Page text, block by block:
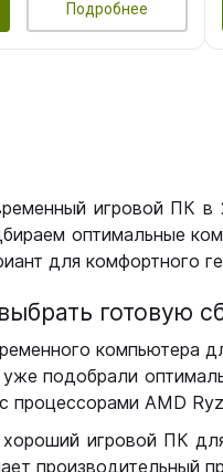
Подробнее
игровой ПК
оптимальные
для комфортного
готовую
компьютера
подобрали
AMD
игровой ПК
производительный